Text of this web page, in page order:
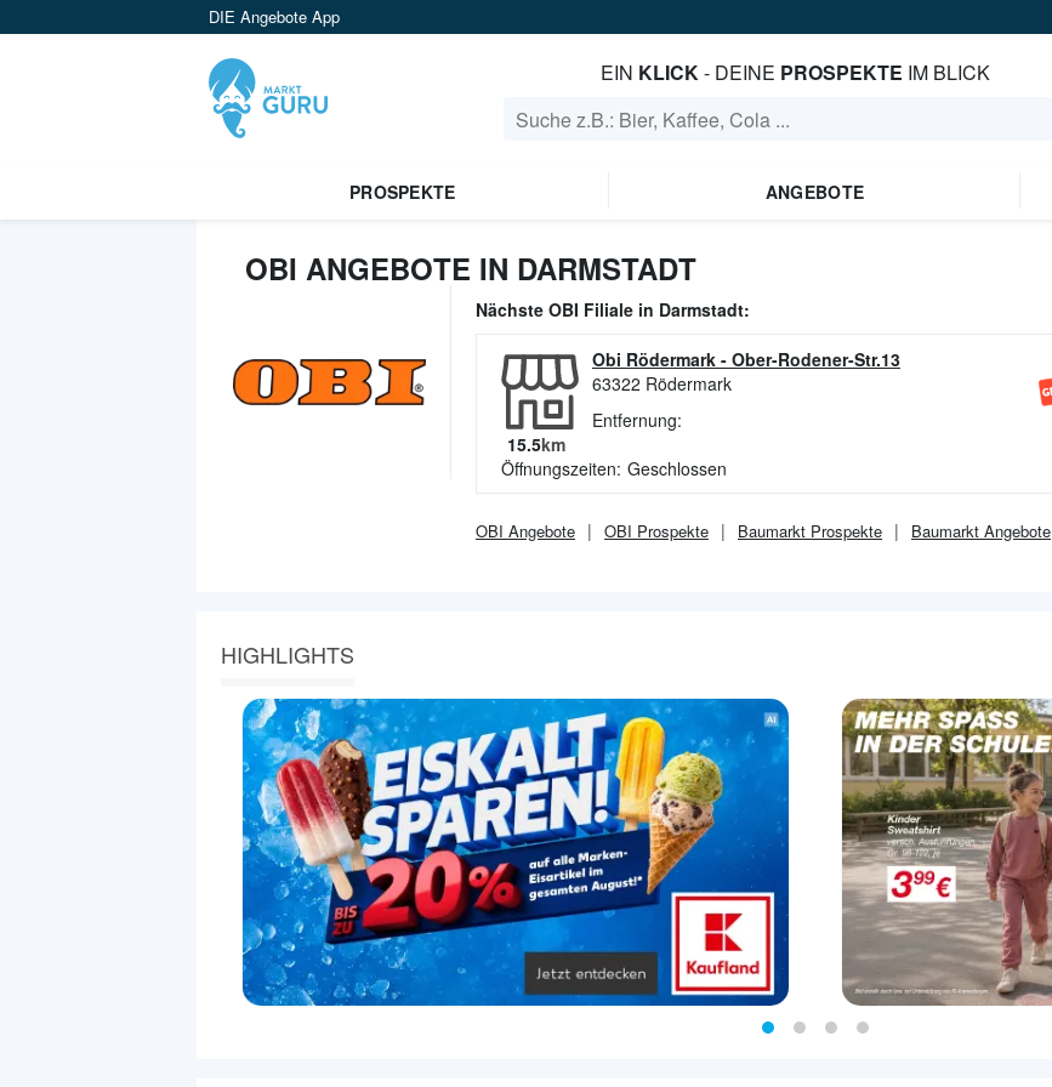
DIE Angebote App
EIN KLICK- DEINE PROSPEKTE IM BLICK
PROSPEKTE ANGEBOTE
OBI ANGEBOTE IN DARMSTADT
Nächste OBI Filiale in Darmstadt:
Obi Rödermark - Ober-Rodener-Str.13
63322 Rödermark
Entfernung:
15.5km
Öffnungszeiten: Geschlossen
OBI Angebote OBI Prospekte Baumarkt Prospekte Baumarkt Angebote
HIGHLIGHTS